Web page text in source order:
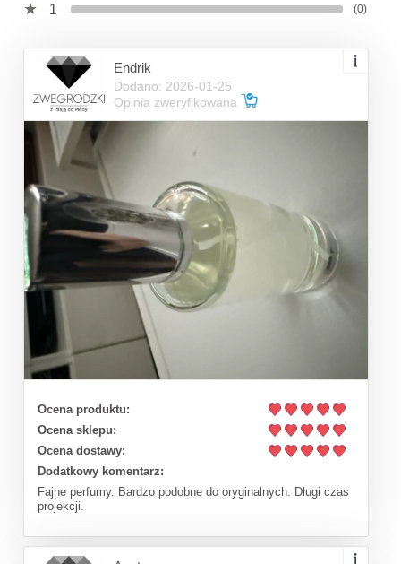
1 (0)
Endrik
Dodano: 2026-01-25
Opinia zweryfikowana
Ocena produktu:
Ocena sklepu:
Ocena dostawy:
Dodatkowy komentarz:
Fajne perfumy. Bardzo podobne do oryginalnych. Długi czas
projekcji.